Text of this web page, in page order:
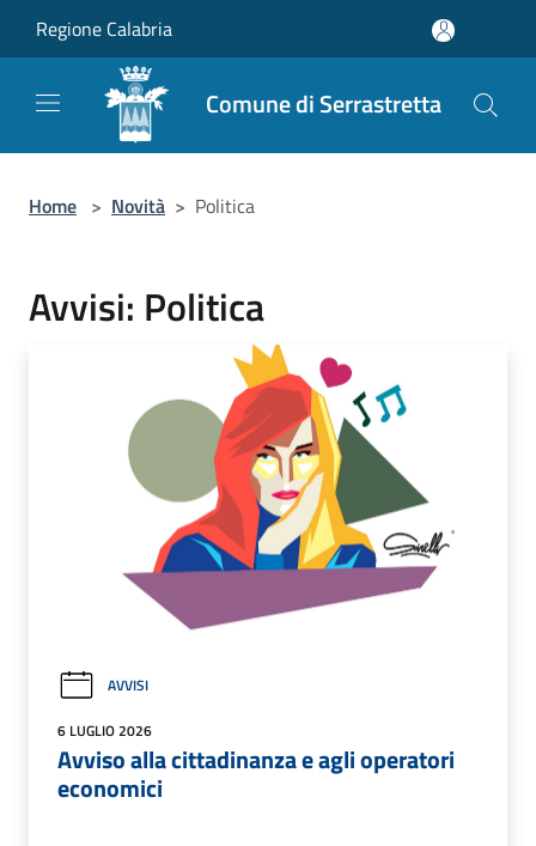
Regione Calabria
Comune di Serrastretta
Home > Novità > Politica
Avvisi: Politica
AVVISI
6 LUGLIO 2026
Avviso alla cittadinanza e agli operatori
economici